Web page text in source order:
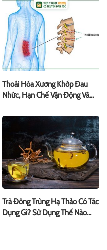
Thoái Hóa Xương Khớp Đau
Nhức, Hạn Chế Vận Động Và
Trà Đông Trùng Hạ Thảo Có Tác
Dụng Gì? Sử Dụng Thế Nào